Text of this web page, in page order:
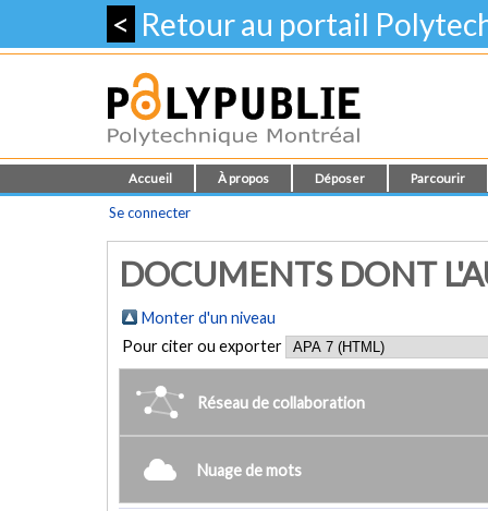
< Retour au portail
Accueil À propos Déposer Parcourir
Se connecter
DOCUMENTS DONT
Monter d'un niveau
Pour citer ou exporter
Réseau de collaboration
Nuage de mots